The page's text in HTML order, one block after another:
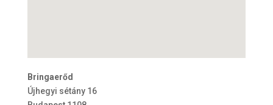
Bringaerőd
Újhegyi sétány 16